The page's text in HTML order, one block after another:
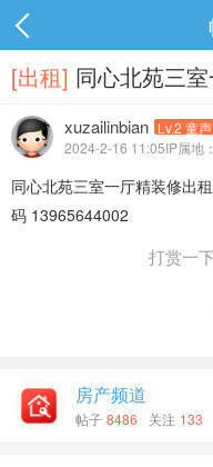
[出租] 同心北苑三
xuzailinbian Lv.2 童声
2024-2-16 11:05IP属地：
同心北苑三室一厅精装修出租
码 13965644002
打赏一
房产频道
帖子 8486 关注 133